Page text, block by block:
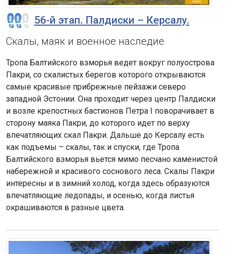
56-й этап. Палдиски – Керсалу.
Скалы, маяк и военное наследие
Тропа Балтийского взморья ведет вокруг полуострова
Пакри, со скалистых берегов которого открываются
самые красивые прибрежные пейзажи северо
западной Эстонии. Она проходит через центр Палдиски
и возле крепостных бастионов Петра I поворачивает в
сторону маяка Пакри, до которого идет по верху
впечатляющих скал Пакри. Дальше до Керсалу есть
как подъемы – скалы, так и спуски, где Тропа
Балтийского взморья вьется мимо песчано каменистой
набережной и красивого соснового леса. Скалы Пакри
интересны и в зимний холод, когда здесь образуются
впечатляющие ледопады, и осенью, когда листья
окрашиваются в разные цвета.